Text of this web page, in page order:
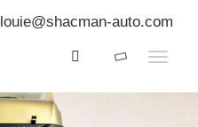
louie@shacman-auto.com